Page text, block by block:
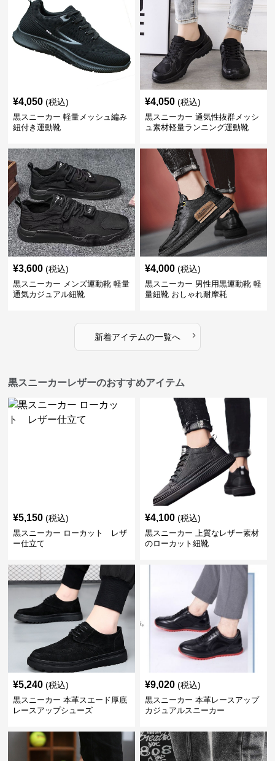
¥4,050 (税込)
黒スニーカー 軽量メッシュ編み
紐付き運動靴
¥4,050 (税込)
黒スニーカー 通気性抜群メッシ
ュ素材軽量ランニング運動靴
¥3,600 (税込)
黒スニーカー メンズ運動靴 軽量
通気カジュアル紐靴
¥4,000 (税込)
黒スニーカー 男性用黒運動靴 軽
量紐靴 おしゃれ耐摩耗
新着アイテムの一覧へ ›
黒スニーカーレザーのおすすめアイテム
¥5,150 (税込)
黒スニーカー ローカット レザ
ー仕立て
¥4,100 (税込)
黒スニーカー 上質なレザー素材
のローカット紐靴
¥5,240 (税込)
黒スニーカー 本革スエード厚底
レースアップシューズ
¥9,020 (税込)
黒スニーカー 本革レースアップ
カジュアルスニーカー